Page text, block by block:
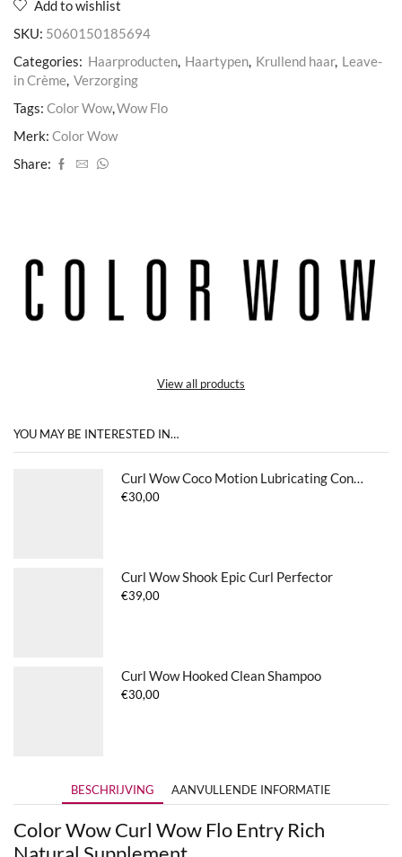
aantal
Add to wishlist
SKU: 5060150185694
Categories: Haarproducten, Haartypen, Krullend haar, Leave-
in Crème, Verzorging
Tags: Color Wow,Wow Flo
Merk: Color Wow
Share:
View all products
YOU MAY BE INTERESTED IN…
Curl Wow Coco Motion Lubricating Conditioner
€30,00
Curl Wow Shook Epic Curl Perfector
€39,00
Curl Wow Hooked Clean Shampoo
€30,00
BESCHRIJVING AANVULLENDE INFORMATIE
Color Wow Curl Wow Flo Entry Rich